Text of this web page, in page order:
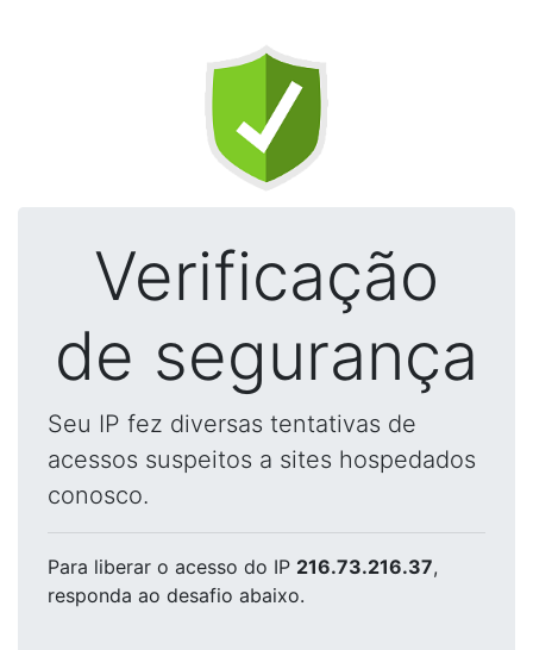
Verificação
de segurança
Seu IP fez diversas tentativas de
acessos suspeitos a sites hospedados
conosco.
Para liberar o acesso do IP 216.73.216.37,
responda ao desafio abaixo.